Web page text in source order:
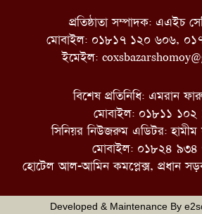
প্রতিষ্ঠাতা সম্পাদক: এএইচ
মোবাইল: ০১৮১৭ ১২০ ৬০৬,
ইমেইল:
বিশেষ প্রতিনিধি: এমরান
মোবাইল: ০১৮১১ ১০২
সিনিয়র নিউজরুম এডিটর: হামীম
মোবাইল: ০১৮২৪
হোটেল আল-আমিন কমপ্লেক্স, প্রধান
Developed & Maintenance By